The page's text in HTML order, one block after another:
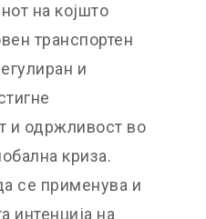
на којшто
транспортен
и
и одржливост во
криза.
се применува и
интенција на